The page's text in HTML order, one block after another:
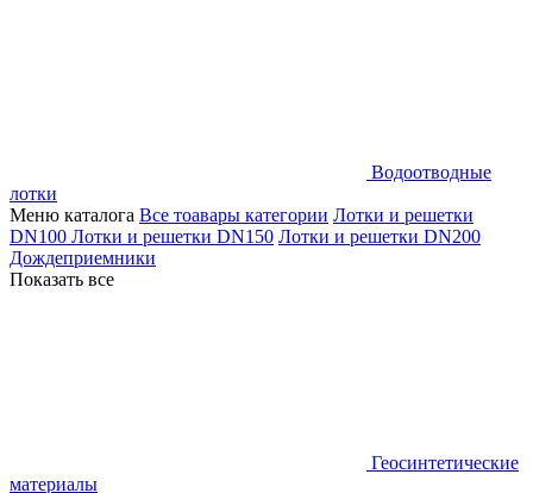
Водоотводные
лотки
Меню каталога Все тоавары категории Лотки и решетки
DN100 Лотки и решетки DN150 Лотки и решетки DN200
Дождеприемники
Показать все
Геосинтетические
материалы